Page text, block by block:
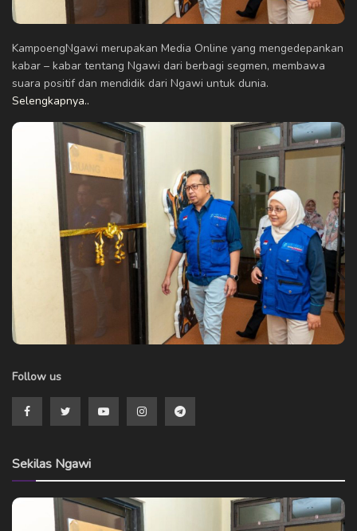
KampoengNgawi merupakan Media Online yang mengedepankan
kabar – kabar tentang Ngawi dari berbagi segmen, membawa
suara positif dan mendidik dari Ngawi untuk dunia.
Selengkapnya..
Follow us
Sekilas Ngawi